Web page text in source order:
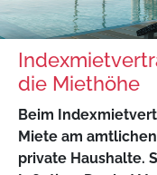
die Miethöhe
Beim
Miete am
private Haushalte.